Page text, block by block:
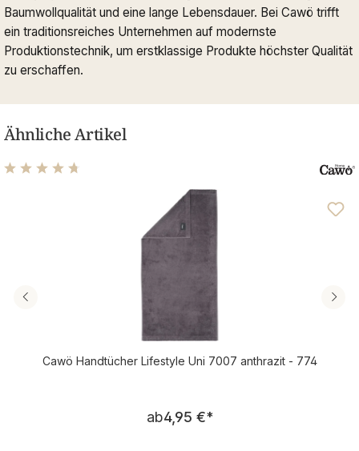
Baumwollqualität und eine lange Lebensdauer. Bei Cawö trifft
ein traditionsreiches Unternehmen auf modernste
Produktionstechnik, um erstklassige Produkte höchster Qualität
zu erschaffen.
Ähnliche Artikel
Durchschnittliche Bewertung von 4.76 von 5 Sternen
Cawö Handtücher Lifestyle Uni 7007 anthrazit - 774
Regulärer Preis:
ab4,95 €*